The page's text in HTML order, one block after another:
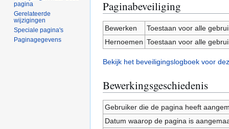
Paginabeveiliging
Bewerken
Toestaan voor alle
Hernoemen Toestaan voor alle
Bekijk het beveiligingslogboek voor
Bewerkingsgeschiedenis
Gebruiker die de pagina heeft
Datum waarop de pagina is
pagina
Gerelateerde
wijzigingen
Speciale pagina's
Paginagegevens